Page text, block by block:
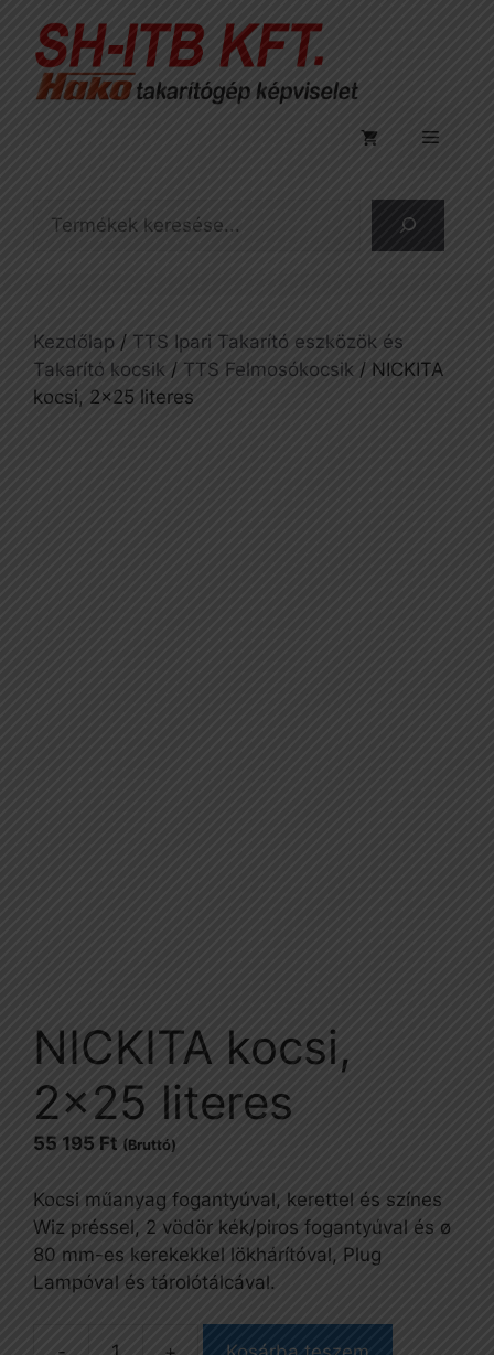
tartalomba
Menü
Kezdőlap / TTS Ipari Takarító eszközök és
Takarító kocsik / TTS Felmosókocsik / NICKITA
kocsi, 2×25 literes
NICKITA kocsi,
2×25 literes
55 195 Ft (Bruttó)
Kocsi műanyag fogantyúval, kerettel és színes
Wiz préssel, 2 vödör kék/piros fogantyúval és ø
80 mm-es kerekekkel lökhárítóval, Plug
Lampóval és tárolótálcával.